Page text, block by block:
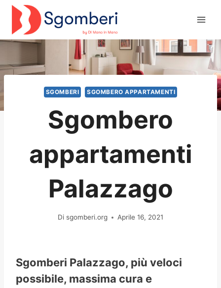
Salta
contenuto
SGOMBERI SGOMBERO APPARTAMENTI
Sgombero
appartamenti
Palazzago
Di sgomberi.org Aprile 16, 2021
Sgomberi Palazzago, più veloci
possibile, massima cura e